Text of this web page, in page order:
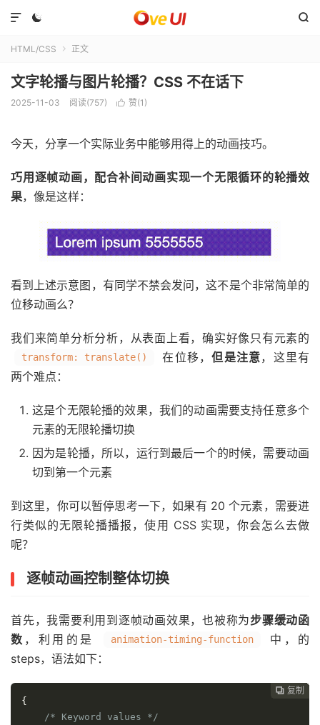
 

HTML/CSS  正文
文字轮播与图片轮播？CSS 不在话下
2025-11-03 阅读(757)  赞(1 )
今天，分享一个实际业务中能够用得上的动画技巧。
巧用逐帧动画，配合补间动画实现一个无限循环的轮播效
果，像是这样：
看到上述示意图，有同学不禁会发问，这不是个非常简单的
位移动画么？
我们来简单分析分析，从表面上看，确实好像只有元素的
transform: translate() 在位移，但是注意，这里有
两个难点：
这是个无限轮播的效果，我们的动画需要支持任意多个
元素的无限轮播切换
因为是轮播，所以，运行到最后一个的时候，需要动画
切到第一个元素
到这里，你可以暂停思考一下，如果有 20 个元素，需要进
行类似的无限轮播播报，使用 CSS 实现，你会怎么去做
呢？
逐帧动画控制整体切换
首先，我需要利用到逐帧动画效果，也被称为步骤缓动函
数 ，利用的是 animation-timing-function
中，的
steps，语法如下：
 复制
 复制
 复制
 复制
 复制
 复制
 复制
 复制
 复制
 复制
{
/* Keyword values */